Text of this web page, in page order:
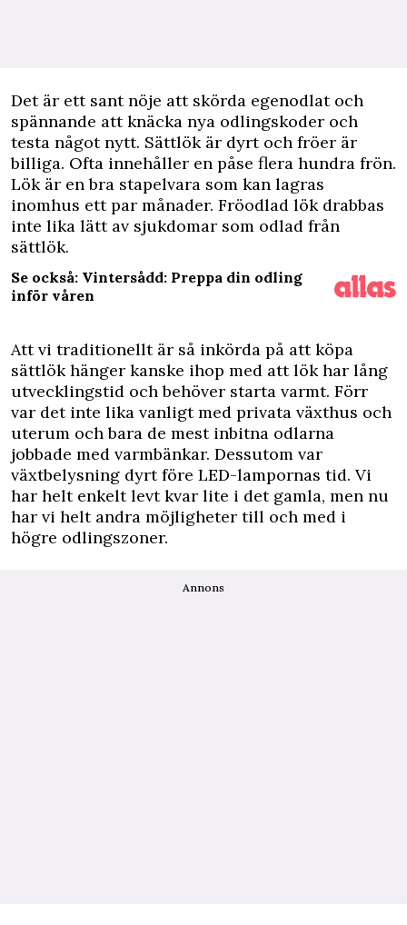
Det är ett sant nöje att skörda egenodlat och
spännande att knäcka nya odlingskoder och
testa något nytt. Sättlök är dyrt och fröer är
billiga. Ofta innehåller en påse flera hundra frön.
Lök är en bra stapelvara som kan lagras
inomhus ett par månader. Fröodlad lök drabbas
inte lika lätt av sjukdomar som odlad från
sättlök.
Se också: Vintersådd: Preppa din odling
inför våren
Att vi traditionellt är så inkörda på att köpa
sättlök hänger kanske ihop med att lök har lång
utvecklingstid och behöver starta varmt. Förr
var det inte lika vanligt med privata växthus och
uterum och bara de mest inbitna odlarna
jobbade med varmbänkar. Dessutom var
växtbelysning dyrt före LED-lampornas tid. Vi
har helt enkelt levt kvar lite i det gamla, men nu
har vi helt andra möjligheter till och med i
högre odlingszoner.
Annons